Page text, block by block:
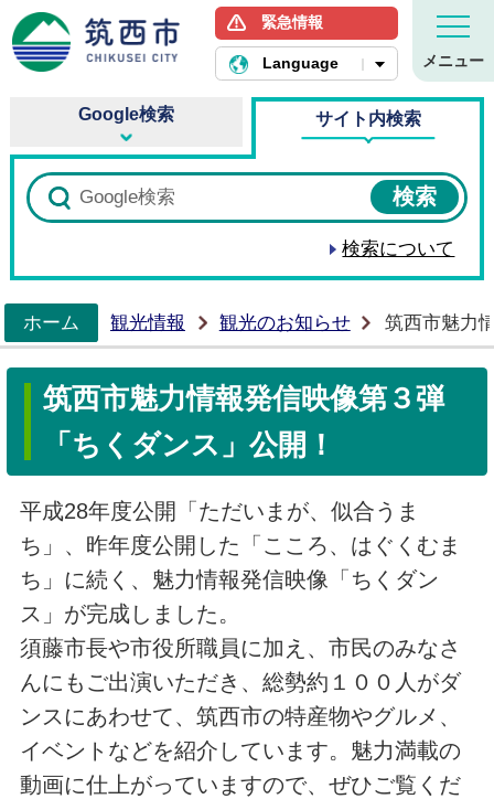
筑西市ホームページ
緊急情報
Language メニュー
Google検索 サイト内検索
検索について
ホーム
観光情報 観光のお知らせ 筑西市魅力
筑西市魅力情報発信映像第３弾
「ちくダンス」公開！
平成28年度公開「ただいまが、似合うま
ち」、昨年度公開した「こころ、はぐくむま
ち」に続く、魅力情報発信映像「ちくダン
ス」が完成しました。
須藤市長や市役所職員に加え、市民のみなさ
んにもご出演いただき、総勢約１００人がダ
ンスにあわせて、筑西市の特産物やグルメ、
イベントなどを紹介しています。魅力満載の
動画に仕上がっていますので、ぜひご覧くだ